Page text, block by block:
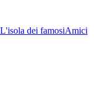
L'isola dei famosiAmici